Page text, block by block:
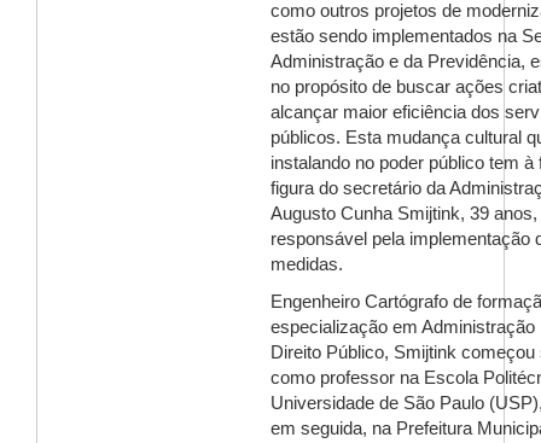
como outros projetos de
estão sendo implementados na
Administração e da Previdência,
no propósito de buscar ações
alcançar maior eficiência dos
públicos. Esta mudança cultural
instalando no poder público tem à
figura do secretário da
Augusto Cunha Smijtink, 39
responsável pela implementação
medidas.
Engenheiro Cartógrafo de
especialização em Administração
Direito Público, Smijtink começou
como professor na Escola
Universidade de São Paulo
em seguida, na Prefeitura